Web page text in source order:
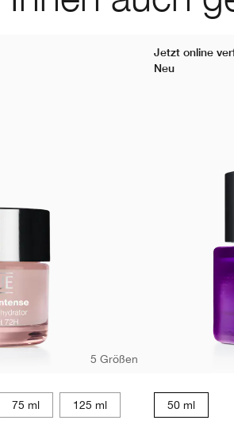
5 Größen
75 ml 125 ml
Jetzt online
Neu
50 ml